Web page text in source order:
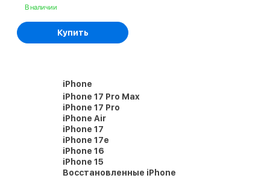
В наличии
Купить
iPhone
iPhone 17 Pro Max
iPhone 17 Pro
iPhone Air
iPhone 17
iPhone 17e
iPhone 16
iPhone 15
Восстановленные iPhone